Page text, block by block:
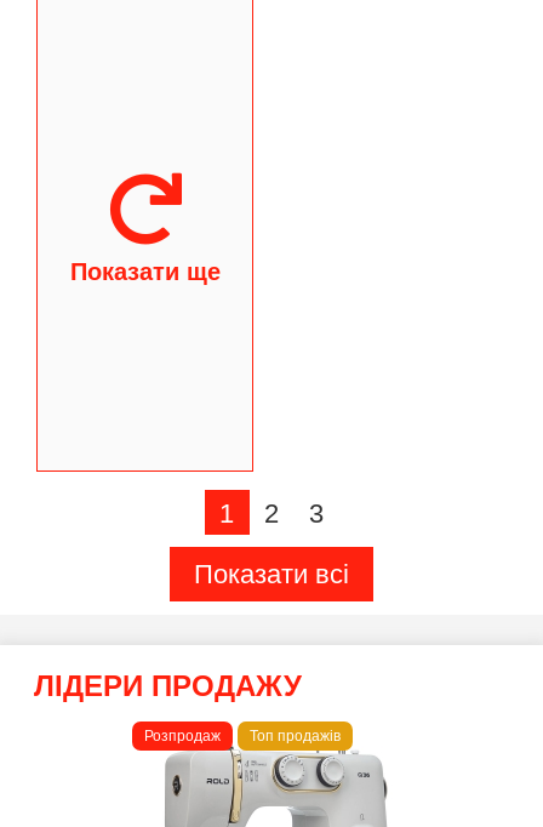
Показати ще
1 2
3
Показати всі
ЛІДЕРИ ПРОДАЖУ
Розпродаж Топ продажів